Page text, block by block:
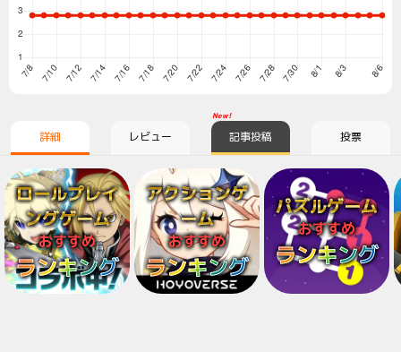
詳細 レビュー
New!
記事投稿 投票
ロールプレイ
ングゲーム
おすすめ
ランキング
アクションゲ
ーム
おすすめ
ランキング
パズルゲーム
おすすめ
ランキング